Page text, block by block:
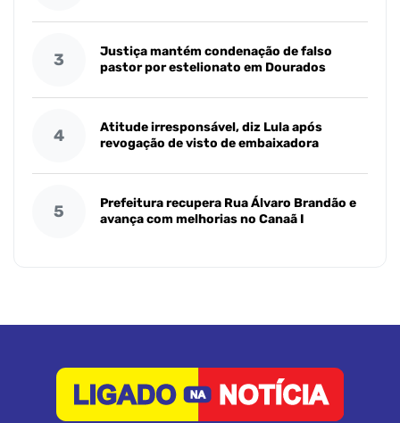
3
Justiça mantém condenação de falso
pastor por estelionato em Dourados
4
Atitude irresponsável, diz Lula após
revogação de visto de embaixadora
5
Prefeitura recupera Rua Álvaro Brandão e
avança com melhorias no Canaã I